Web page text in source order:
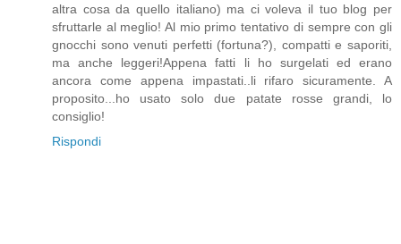
altra cosa da quello italiano) ma ci voleva il tuo blog per
sfruttarle al meglio! Al mio primo tentativo di sempre con gli
gnocchi sono venuti perfetti (fortuna?), compatti e saporiti,
ma anche leggeri!Appena fatti li ho surgelati ed erano
ancora come appena impastati..li rifaro sicuramente. A
proposito...ho usato solo due patate rosse grandi, lo
consiglio!
Rispondi